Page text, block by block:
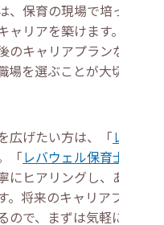
保育の現場で培ったス
リアを築けます。転職
キャリアプランなどを
を選ぶことが大切で
広げたい方は、「レバウ
「レバウェル保育士
ヒアリングし、あなた
将来のキャリアプラン
で、まずは気軽にご登